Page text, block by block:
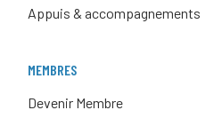
Appuis & accompagnements
MEMBRES
Devenir Membre